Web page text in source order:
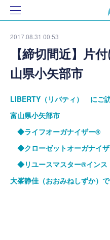
2017.08.31 00:53
【締切間近】片
山県小矢部市
LIBERTY（リバティ） にご
富山県小矢部市
◆ライフオーガナイザー®
◆クローゼットオーガナイ
◆リユースマスター®インス
大峯静佳（おおみねしずか）